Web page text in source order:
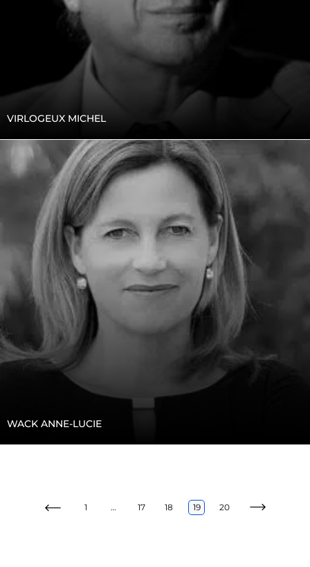
VIRLOGEUX MICHEL
WACK ANNE-LUCIE
1 … 17 18 19 20